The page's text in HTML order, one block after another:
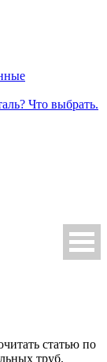
Что выбрать.
статью по
труб.